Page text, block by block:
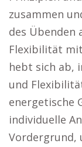
zusammen
des Übenden
Flexibilität mit
hebt sich ab,
und
energetische
individuelle
Vordergrund,